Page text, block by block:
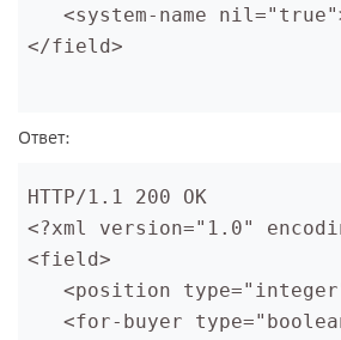
<system-name
</field>
Ответ:
HTTP/1.1 200 OK
<?xml version="1.0"
<field>
<position
<for-buyer